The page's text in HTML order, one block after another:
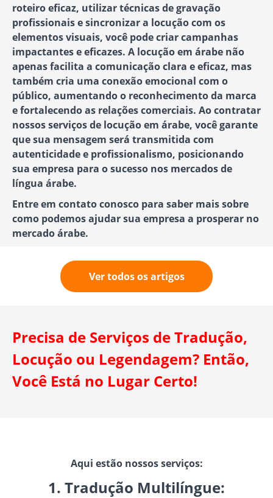
roteiro eficaz, utilizar técnicas de gravação
profissionais e sincronizar a locução com os
elementos visuais, você pode criar campanhas
impactantes e eficazes. A locução em árabe não
apenas facilita a comunicação clara e eficaz, mas
também cria uma conexão emocional com o
público, aumentando o reconhecimento da marca
e fortalecendo as relações comerciais. Ao contratar
nossos serviços de locução em árabe, você garante
que sua mensagem será transmitida com
autenticidade e profissionalismo, posicionando
sua empresa para o sucesso nos mercados de
língua árabe.
Entre em contato conosco para saber mais sobre
como podemos ajudar sua empresa a prosperar no
mercado árabe.
Ver todos os artigos
Precisa de Serviços de Tradução,
Locução ou Legendagem? Então,
Você Está no Lugar Certo!
Aqui estão nossos serviços:
1. Tradução Multilíngue: